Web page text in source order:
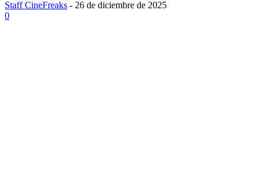
Staff CineFreaks - 26 de diciembre de 2025
0